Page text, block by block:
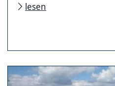
lesen